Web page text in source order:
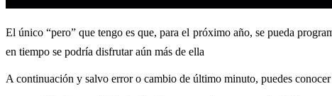
El único “pero” que tengo es que, para el próximo año, se pueda
en tiempo se podría disfrutar aún más de ella
A continuación y salvo error o cambio de último minuto, puedes